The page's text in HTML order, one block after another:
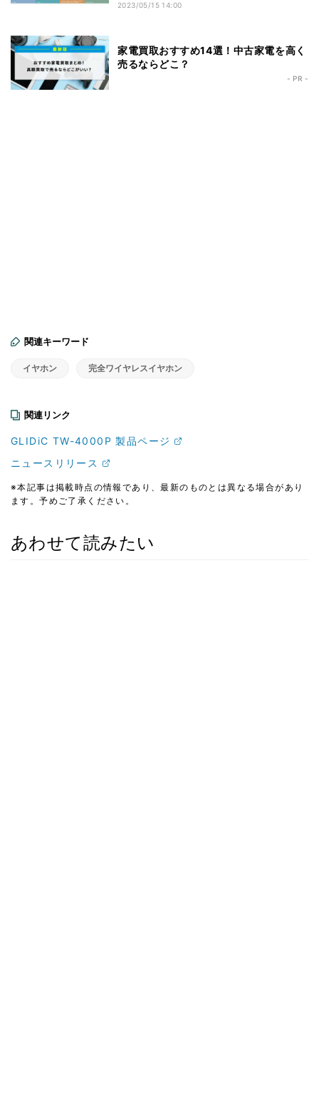
2023/05/15 14:00
家電買取おすすめ14選！中古家電を高く
売るならどこ？
- PR -
関連キーワード
イヤホン 完全ワイヤレスイヤホン
関連リンク
GLIDiC TW-4000P 製品ページ
ニュースリリース
※本記事は掲載時点の情報であり、最新のものとは異なる場合があり
ます。予めご了承ください。
あわせて読みたい